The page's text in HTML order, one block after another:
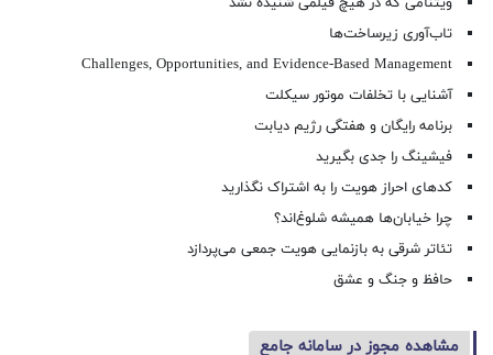
تاب‌آوری زیرساخت‌ها
Challenges, Opportunities, and Evidence-Based Management
آشنایی با تخلفات موتور سیکلت
برنامه رایگان و هفتگی رژیم دیابت
فیشینگ را جدی بگیرید
کدهای احراز هویت را به اشتراک نگذارید
چرا خیابان‌ها همیشه شلوغ‌اند؟
تئاتر شرقی به بازنمایی هویت جمعی می‌پردازد
حافظ و جنگ و عشق
مشاهده مجوز در سامانه جامع